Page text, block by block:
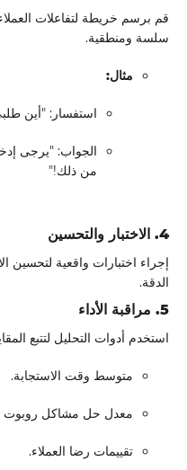
قم برسم خريطة لتفاعلات
سلسة ومنطقية.
مثال:
استفسار: "أين
الجواب: "يرجى
من ذلك!"
4. الاختبار والتحسين
إجراء اختبارات واقعية لتحسين
الدقة.
5. مراقبة الأداء
استخدم أدوات التحليل لتتبع
متوسط ​​وقت الاستجابة.
معدل حل مشاكل روبوت
تقييمات رضا العملاء.